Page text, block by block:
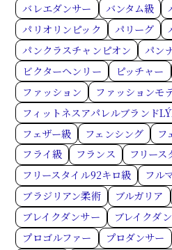
バレエダンサー
バンタム級
パリオリンピック
パリーグ
パンクラスチャンピオン
パン
ビクターヘンリー
ピッチャー
ファッション
ファッションモ
フィットネスアパレルブランド
フェザー級
フェンシング
フ
フライ級
フランス
フリー
フリースタイル92キロ級
フル
ブラジリアン柔術
ブルガリア
ブレイクダンサー
ブレイクダ
プロゴルファー
プロダンサー